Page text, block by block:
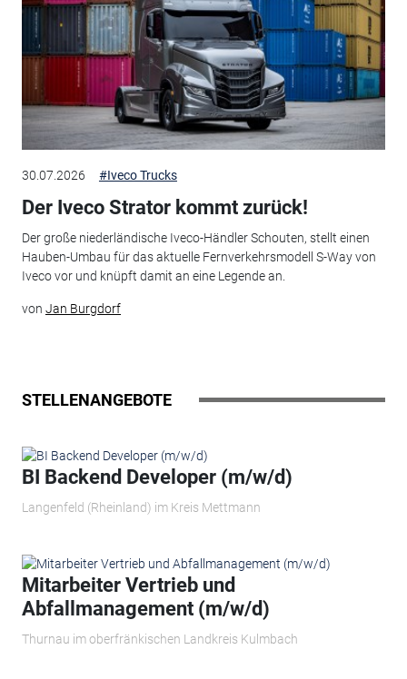
30.07.2026 #Iveco Trucks
Der Iveco Strator kommt zurück!
Der große niederländische Iveco-Händler Schouten, stellt einen
Hauben-Umbau für das aktuelle Fernverkehrsmodell S-Way von
Iveco vor und knüpft damit an eine Legende an.
von Jan Burgdorf
STELLENANGEBOTE
BI Backend Developer (m/w/d)
Langenfeld (Rheinland) im Kreis Mettmann
Mitarbeiter Vertrieb und
Abfallmanagement (m/w/d)
Thurnau im oberfränkischen Landkreis Kulmbach